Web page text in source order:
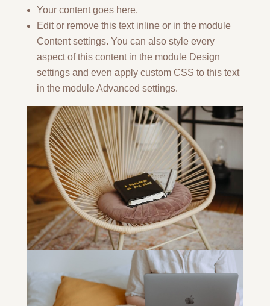
Your content goes here.
Edit or remove this text inline or in the module
Content settings. You can also style every
aspect of this content in the module Design
settings and even apply custom CSS to this text
in the module Advanced settings.